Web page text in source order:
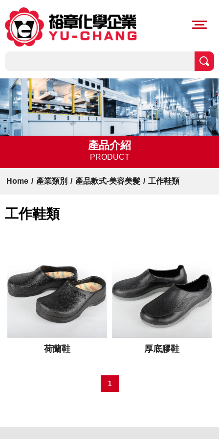
產品介紹
PRODUCT
Home / 產業類別 / 產品款式-美容美髮 / 工作鞋類
工作鞋類
荷蘭鞋 厚底膠鞋
1